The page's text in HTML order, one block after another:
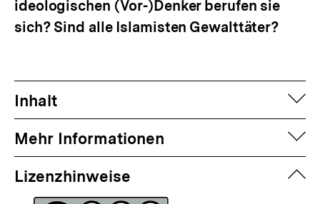
ideologischen (Vor-)Denker berufen sie
sich? Sind alle Islamisten Gewalttäter?
Inhalt
Mehr Informationen
Lizenzhinweise